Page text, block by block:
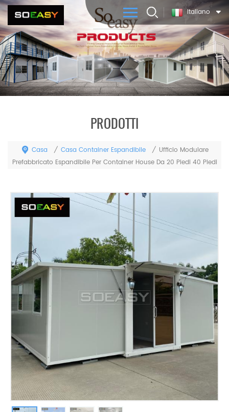
Italiano
PRODOTTI
Casa / Casa Container Espandibile / Ufficio Modulare
Prefabbricato Espandibile Per Container House Da 20 Piedi 40 Piedi